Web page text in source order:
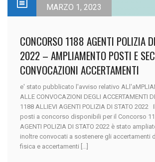
MARZO 1, 2023
CONCORSO 1188 AGENTI POLIZIA
2022 – AMPLIAMENTO POSTI E
CONVOCAZIONI ACCERTAMENTI
e' stato pubblicato l'avviso relativo
ALLE CONVOCAZIONI DEGLI ACCERTAMENTI
1188 ALLIEVI AGENTI POLIZIA DI STATO 2022
posti a concorso disponibili per il Concorso
AGENTI POLIZIA DI STATO 2022 è stato
inoltre convocati a sostenere gli accertamenti
fisica e accertamenti [...]